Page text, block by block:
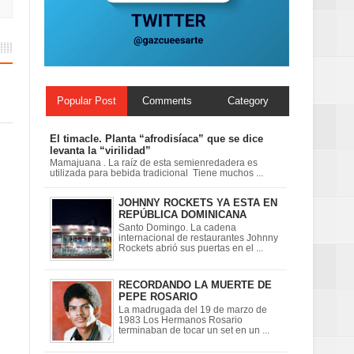
Popular Post Comments Category
El timacle. Planta “afrodisíaca” que se dice
levanta la “virilidad”
Mamajuana . La raíz de esta semienredadera es
utilizada para bebida tradicional Tiene muchos ...
JOHNNY ROCKETS YA ESTA EN
REPÚBLICA DOMINICANA
Santo Domingo. La cadena
internacional de restaurantes Johnny
Rockets abrió sus puertas en el ...
RECORDANDO LA MUERTE DE
PEPE ROSARIO
La madrugada del 19 de marzo de
1983 Los Hermanos Rosario
terminaban de tocar un set en un ...